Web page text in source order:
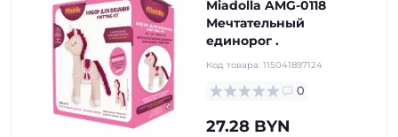
Miadolla AMG-0118
Мечтательный
единорог .
Код товара: 115041897124
0
27.28 BYN